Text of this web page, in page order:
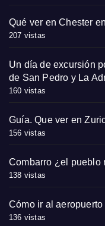
Qué ver en Chester
207 vistas
Un día de excursión
de San Pedro y La
160 vistas
Guía. Que ver en
156 vistas
Combarro ¿el pueblo
138 vistas
Cómo ir al
136 vistas